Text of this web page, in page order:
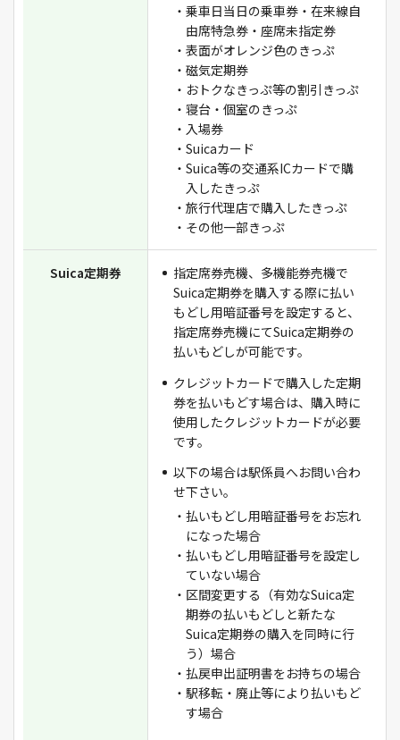
・乗車日当日の乗車券・在来線自
由席特急券・座席未指定券
・表面がオレンジ色のきっぷ
・磁気定期券
・おトクなきっぷ等の割引きっぷ
・寝台・個室のきっぷ
・入場券
・Suicaカード
・Suica等の交通系ICカードで購
入したきっぷ
・旅行代理店で購入したきっぷ
・その他一部きっぷ
Suica定期券
指定席券売機、多機能券売機で
Suica定期券を購入する際に払い
もどし用暗証番号を設定すると、
指定席券売機にてSuica定期券の
払いもどしが可能です。
クレジットカードで購入した定期
券を払いもどす場合は、購入時に
使用したクレジットカードが必要
です。
以下の場合は駅係員へお問い合わ
せ下さい。
・払いもどし用暗証番号をお忘れ
になった場合
・払いもどし用暗証番号を設定し
ていない場合
・区間変更する（有効なSuica定
期券の払いもどしと新たな
Suica定期券の購入を同時に行
う）場合
・払戻申出証明書をお持ちの場合
・駅移転・廃止等により払いもど
す場合